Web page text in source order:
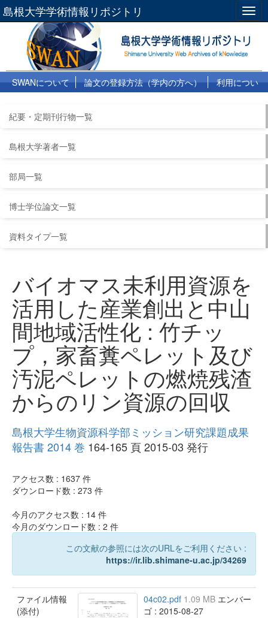
島根大学学術情報リポジトリ
SWANについて 論文の登録方法（学内の方へ）
利用につい
紀要・定期刊行物一覧
島根大学著者一覧
部局一覧
博士学位論文一覧
資料タイプ一覧
バイオマス未利用資源を
活用した産業創出と中山
間地域活性化 : 竹チッ
プ，家畜糞ペレット及び
汚泥ペレットの燃焼残渣
からのリン資源の回収
島根大学生物資源科学部ミッション研究課題成果
報告書 2014 巻 164-165 頁 2015-03 発行
アクセス数 : 1637 件
ダウンロード数 : 273 件
今月のアクセス数 : 14 件
今月のダウンロード数 : 2 件
この文献の参照には次のURLをご利用ください :
https://ir.lib.shimane-u.ac.jp/34269
ファイル情報
(添付)
04c02.pdf 1.09 MB エンバー
ゴ : 2015-08-27